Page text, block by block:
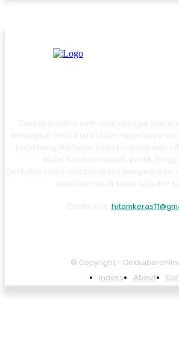
© Copyright -
Indeks
About